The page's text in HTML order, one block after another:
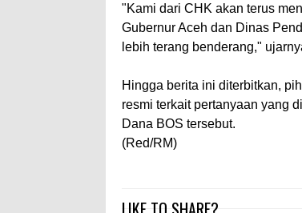
"Kami dari CHK akan terus
Gubernur Aceh dan Dinas
lebih terang benderang,"
Hingga berita ini diterbitkan,
resmi terkait pertanyaan yang
Dana BOS tersebut.
(Red/RM)